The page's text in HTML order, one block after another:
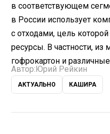
в соответствующем
в России использует
с отходами, цель
ресурсы. В частности, из
гофрокартон и
Автор: Юрий Рейкин
АКТУАЛЬНО КАШИРА